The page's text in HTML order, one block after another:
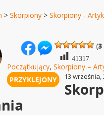
>Skorpiony >Skorpiony -
(3
41317
Początkujący,Skorpiony –
13 września,